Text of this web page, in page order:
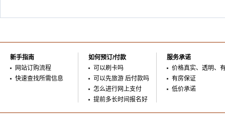
新手指南
网站订购流程
快速查找所需信息
如何预订/付款
可以刷卡吗
可以先旅游 后付款吗
怎么进行网上支付
提前多长时间报名好
服务承诺
价格真实、透明、
有房保证
低价承诺